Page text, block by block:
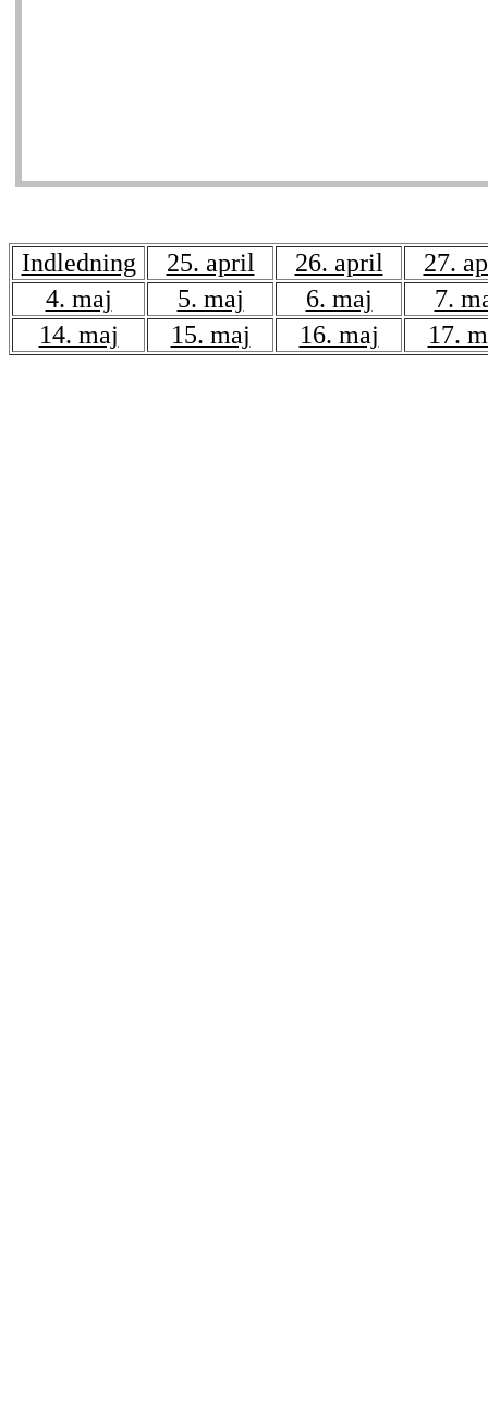
Indledning 25. april 26. april
27.
4. maj
5. maj 6. maj
7.
14. maj
15. maj 16. maj 17.